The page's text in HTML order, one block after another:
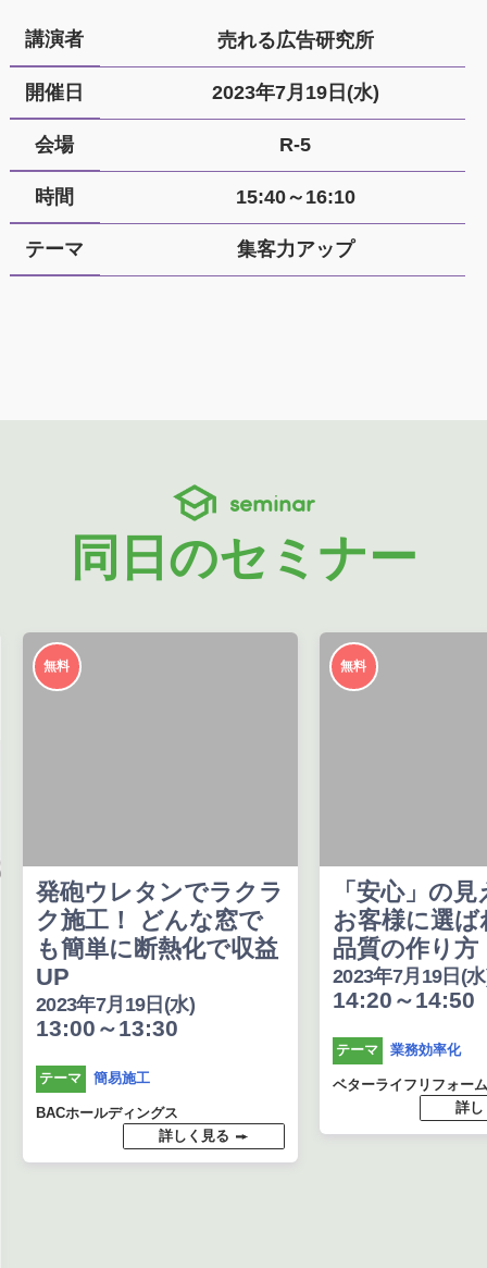
講演者 売れる広告研究所
開催日 2023年7月19日(水)
会場 R-5
時間 15:40～16:10
テーマ 集客力アップ
seminar
同日のセミナー
無料
発砲ウレタンでラクラ
ク施工！ どんな窓で
も簡単に断熱化で収益
UP
2023年7月19日(水)
13:00～13:30
テーマ 簡易施工
BACホールディングス
詳しく見る
無料
「安心」の
お客様に選ば
品質の作り方
2023年7月19日(
14:20～14:50
テーマ 業務効率化
ベターライフリフォー
詳